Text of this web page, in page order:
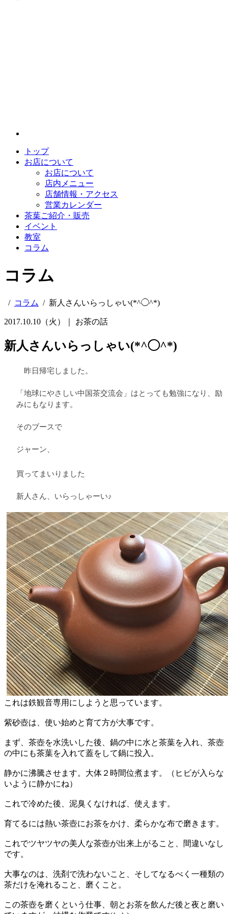
トップ
お店について
お店について
店内メニュー
店舗情報・アクセス
営業カレンダー
茶葉ご紹介・販売
イベント
教室
コラム
コラム
/ コラム / 新人さんいらっしゃい(*^◯^*)
2017.10.10（火）｜ お茶の話
新人さんいらっしゃい(*^◯^*)
昨日帰宅しました。
「地球にやさしい中国茶交流会」はとっても勉強になり、励
みにもなります。
そのブースで
ジャーン、
買ってまいりました
新人さん、いらっしゃーい♪
これは鉄観音専用にしようと思っています。
紫砂壺は、使い始めと育て方が大事です。
まず、茶壺を水洗いした後、鍋の中に水と茶葉を入れ、茶壺
の中にも茶葉を入れて蓋をして鍋に投入。
静かに沸騰させます。大体２時間位煮ます。（ヒビが入らな
いように静かにね）
これで冷めた後、泥臭くなければ、使えます。
育てるには熱い茶壺にお茶をかけ、柔らかな布で磨きます。
これでツヤツヤの美人な茶壺が出来上がること、間違いなし
です。
大事なのは、洗剤で洗わないこと、そしてなるべく一種類の
茶だけを淹れること、磨くこと。
この茶壺を磨くという仕事、朝とお茶を飲んだ後と夜と磨い